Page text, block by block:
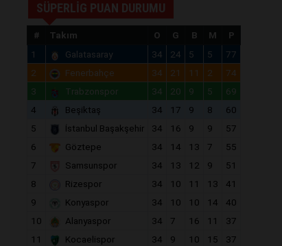
SÜPERLİG PUAN DURUMU
# Takım O G B M
P
1
Galatasaray 34 24 5 5
77
2
Fenerbahçe 34 21 11 2
74
3
Trabzonspor 34 20 9 5
69
4
Beşiktaş 34 17 9 8
60
5
İstanbul Başakşehir 34 16 9 9
57
6
Göztepe 34 14 13 7
55
7
Samsunspor 34 13 12 9
51
8
Rizespor 34 10 11 13
41
9
Konyaspor 34 10 10 14
40
10
Alanyaspor 34 7 16 11
37
11
Kocaelispor 34 9 10 15
37